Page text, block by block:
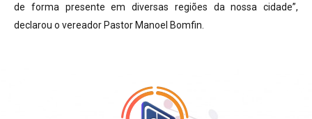
de forma presente em diversas regiões da nossa cidade”,
declarou o vereador Pastor Manoel Bomfin.